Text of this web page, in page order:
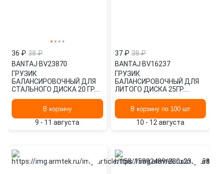
36 ₽ 38 ₽
BANTAJ·BV23870
ГРУЗИК
БАЛАНСИРОВОЧНЫЙ ДЛЯ
СТАЛЬНОГО ДИСКА 20 ГР.
BANTAJ BV23870
В корзину
9 - 11 августа
37 ₽ 38 ₽
BANTAJ·BV16237
ГРУЗИК
БАЛАНСИРОВОЧНЫЙ ДЛЯ
ЛИТОГО ДИСКА 25ГР.
BV16237В корзину по 100 шт
10 - 12 августа